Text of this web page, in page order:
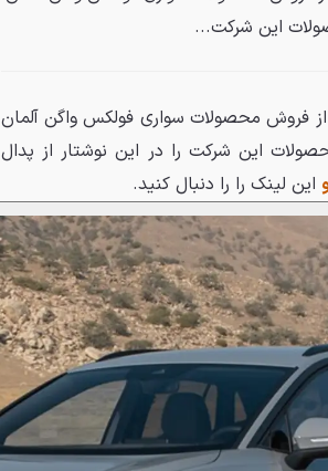
این شرکت...
فروش محصولات سواری فولکس واگن آلمان
این شرکت را در این نوشتار از پدال
این لینک را را دنبال کنید.